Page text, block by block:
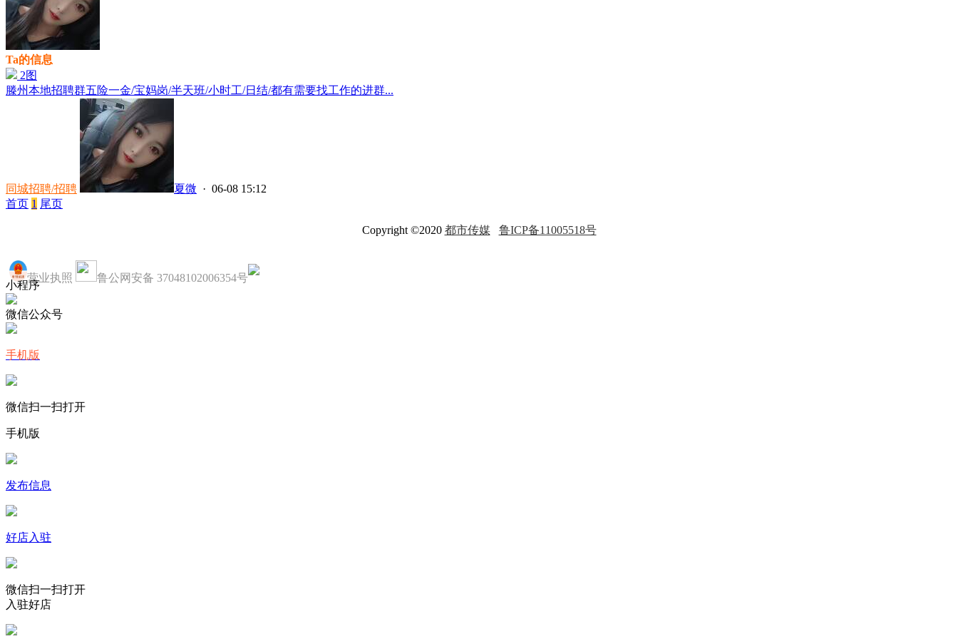
Ta的信息
2图
滕州本地招聘群五险一金/宝妈岗/半天班/小时工/日结/都有需要找工作的进群...
同城招聘/招聘 夏微 · 06-08 15:12
首页 1 尾页
Copyright ©2020 都市传媒 鲁ICP备11005518号
营业执照 鲁公网安备 37048102006354号
小程序
微信公众号
手机版
微信扫一扫打开
手机版
发布信息
好店入驻
微信扫一扫打开
入驻好店